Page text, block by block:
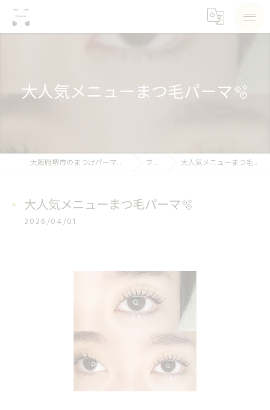
大人気メニューまつ毛パーマ🫧
大阪府堺市のまつげパーマならSea pear ブログ 大人気メニューまつ毛パーマ🫧
大人気メニューまつ毛パーマ🫧
2026/04/01